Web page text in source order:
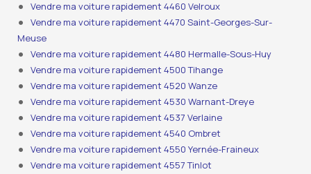
Vendre ma voiture rapidement 4460 Velroux
Vendre ma voiture rapidement 4470 Saint-Georges-Sur-
Meuse
Vendre ma voiture rapidement 4480 Hermalle-Sous-Huy
Vendre ma voiture rapidement 4500 Tihange
Vendre ma voiture rapidement 4520 Wanze
Vendre ma voiture rapidement 4530 Warnant-Dreye
Vendre ma voiture rapidement 4537 Verlaine
Vendre ma voiture rapidement 4540 Ombret
Vendre ma voiture rapidement 4550 Yernée-Fraineux
Vendre ma voiture rapidement 4557 Tinlot